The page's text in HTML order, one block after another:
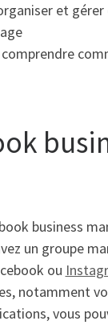
et gérer
business
un groupe
ou
notamment
vous